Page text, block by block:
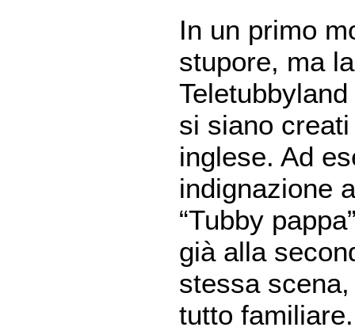
In un primo
stupore, ma
si siano
inglese. Ad
indignazione
“Tubby
già alla
stessa
tutto familiare.